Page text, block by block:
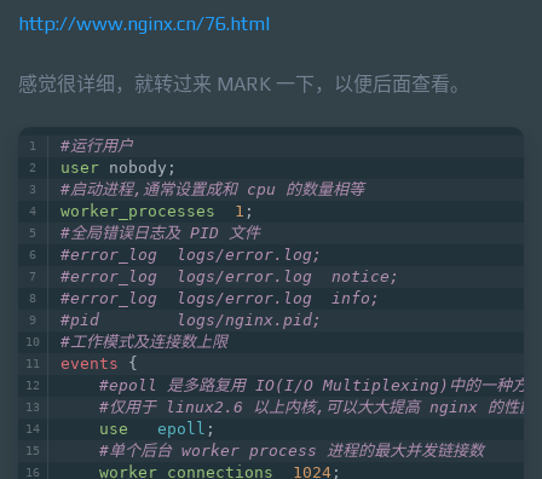
http://www.nginx.cn/76.html
感觉很详细，就转过来 MARK 一下，以便后面查看。
#运行用户
user nobody;
#启动进程,通常设置成和 cpu 的数量相等
worker_processes
1 ;
#全局错误日志及 PID 文件
#error_log  logs/error.log;
#error_log  logs/error.log  notice;
#error_log  logs/error.log  info;
#pid        logs/nginx.pid;
#工作模式及连接数上限
events {
#epoll 是多路复用 IO(I/O Multiplexing)中的一种方
#仅用于 linux2.6 以上内核,可以大大提高 nginx 的性能
use
epoll ;
#单个后台 worker process 进程的最大并发链接数
worker_connections
1024 ;